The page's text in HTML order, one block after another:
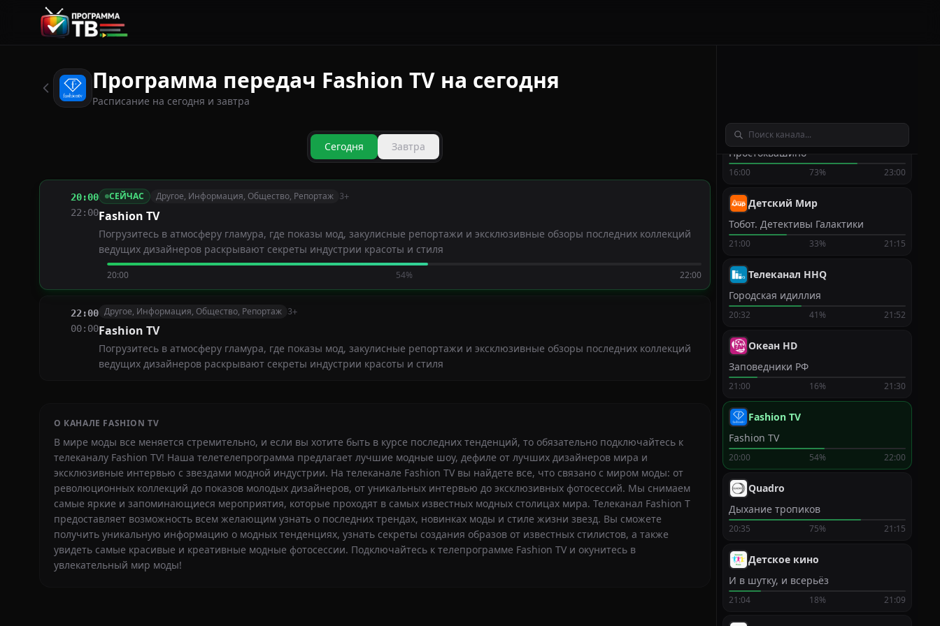
Программа передач Fashion TV на сегодня
Расписание на сегодня и завтра
Сегодня Завтра
20:00
22:00
СЕЙЧАС Другое, Информация, Общество, Репортаж 3+
Fashion TV
Погрузитесь в атмосферу гламура, где показы мод, закулисные репортажи и эксклюзивные обзоры последних коллекций
ведущих дизайнеров раскрывают секреты индустрии красоты и стиля
20:00 54% 22:00
22:00
00:00
Другое, Информация, Общество, Репортаж 3+
Fashion TV
Погрузитесь в атмосферу гламура, где показы мод, закулисные репортажи и эксклюзивные обзоры последних коллекций
ведущих дизайнеров раскрывают секреты индустрии красоты и стиля
О КАНАЛЕ FASHION TV
В мире моды все меняется стремительно, и если вы хотите быть в курсе последних тенденций, то обязательно подключайтесь к
телеканалу Fashion TV! Наша телетелепрограмма предлагает лучшие модные шоу, дефиле от лучших дизайнеров мира и
эксклюзивные интервью с звездами модной индустрии. На телеканале Fashion TV вы найдете все, что связано с миром моды: от
революционных коллекций до показов молодых дизайнеров, от уникальных интервью до эксклюзивных фотосессий. Мы снимаем
самые яркие и запоминающиеся мероприятия, которые проходят в самых известных модных столицах мира. Телеканал Fashion T
предоставляет возможность всем желающим узнать о последних трендах, новинках моды и стиле жизни звезд. Вы сможете
получить уникальную информацию о модных тенденциях, узнать секреты создания образов от известных стилистов, а также
увидеть самые красивые и креативные модные фотосессии. Подключайтесь к телепрограмме Fashion TV и окунитесь в
увлекательный мир моды!
Мультиландия
Простоквашино
16:00 73% 23:00
Детский Мир
Тобот. Детективы Галактики
21:00 33% 21:15
Телеканал HHQ
Городская идиллия
20:32 41% 21:52
Океан HD
Заповедники РФ
21:00 16% 21:30
Fashion TV
Fashion TV
20:00 54% 22:00
Quadro
Дыхание тропиков
20:35 75% 21:15
Детское кино
И в шутку, и всерьёз
21:04 18% 21:09